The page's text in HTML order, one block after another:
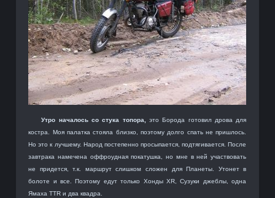
Утро началось со стука топора, это Борода готовил дрова для
костра. Моя палатка стояла близко, поэтому долго спать не пришлось.
Но это к лучшему. Народ постепенно просыпается, подтягивается. После
завтрака намечена оффроудная покатушка, но мне в ней участвовать
не придется, т.к. маршрут слишком сложен для Планеты. Утонет в
болоте и все. Поэтому едут только Хонды XR, Сузуки джеблы, одна
Ямаха TTR и два квадра.